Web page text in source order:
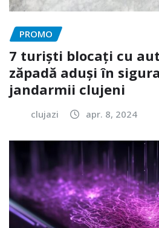
PROMO
7 turiști blocați cu
zăpadă aduși în
jandarmii clujeni
clujazi apr. 8, 2024